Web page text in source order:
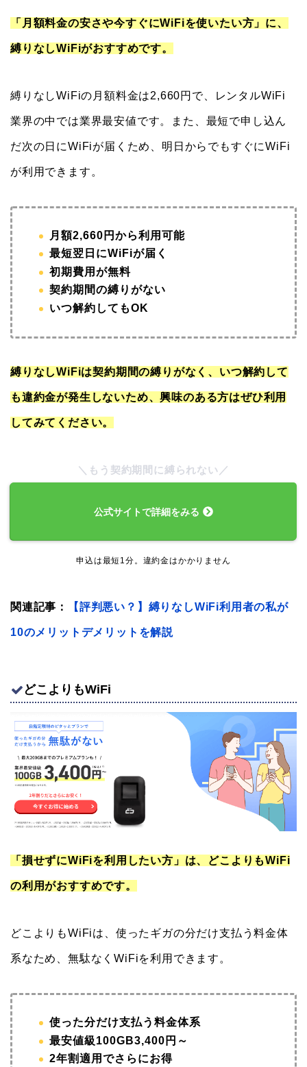
「月額料金の安さや今すぐにWiFiを使いたい方」に、
縛りなしWiFiがおすすめです。
縛りなしWiFiの月額料金は2,660円で、レンタルWiFi
業界の中では業界最安値です。また、最短で申し込ん
だ次の日にWiFiが届くため、明日からでもすぐにWiFi
が利用できます。
月額2,660円から利用可能
最短翌日にWiFiが届く
初期費用が無料
契約期間の縛りがない
いつ解約してもOK
縛りなしWiFiは契約期間の縛りがなく、いつ解約して
も違約金が発生しないため、興味のある方はぜひ利用
してみてください。
＼もう契約期間に縛られない／
公式サイトで詳細をみる
申込は最短1分。違約金はかかりません
関連記事： 【評判悪い？】縛りなしWiFi利用者の私が
10のメリットデメリットを解説
どこよりもWiFi
「損せずにWiFiを利用したい方」は、どこよりもWiFi
の利用がおすすめです。
どこよりもWiFiは、使ったギガの分だけ支払う料金体
系なため、無駄なくWiFiを利用できます。
使った分だけ支払う料金体系
最安値級100GB3,400円～
2年割適用でさらにお得